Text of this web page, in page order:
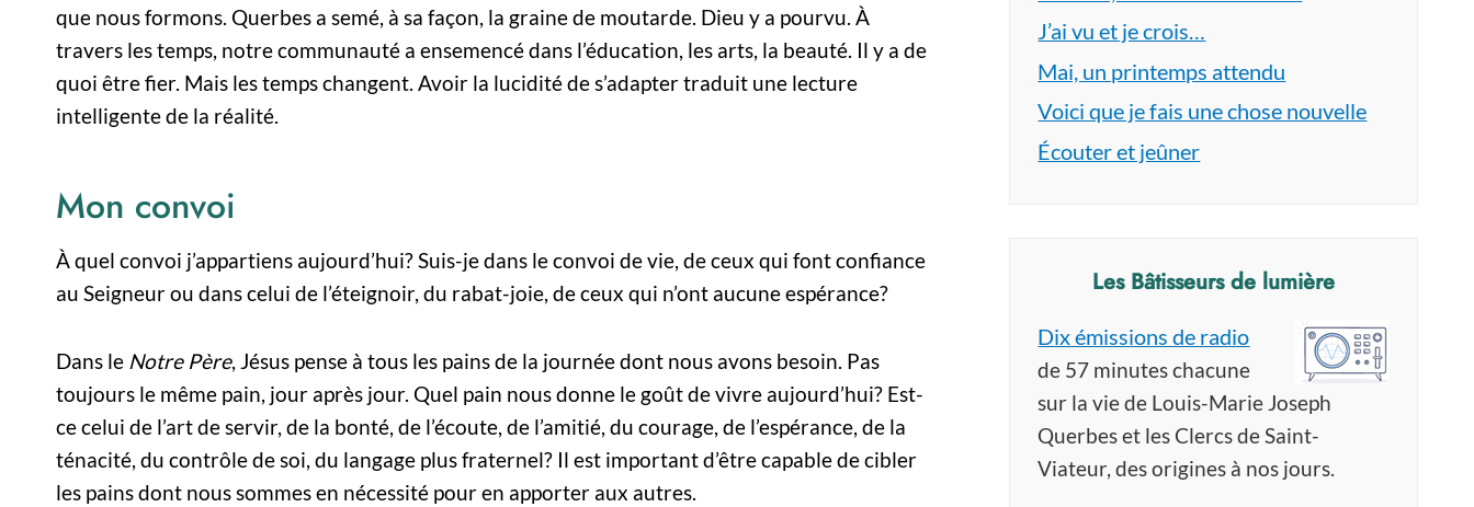
que nous formons. Querbes a semé, à sa façon, la graine de moutarde. Dieu y a pourvu. À
travers les temps, notre communauté a ensemencé dans l’éducation, les arts, la beauté. Il y a de
quoi être fier. Mais les temps changent. Avoir la lucidité de s’adapter traduit une lecture
intelligente de la réalité.
Mon convoi
À quel convoi j’appartiens aujourd’hui? Suis-je dans le convoi de vie, de ceux qui font confiance
au Seigneur ou dans celui de l’éteignoir, du rabat-joie, de ceux qui n’ont aucune espérance?
Dans le Notre Père, Jésus pense à tous les pains de la journée dont nous avons besoin. Pas
toujours le même pain, jour après jour. Quel pain nous donne le goût de vivre aujourd’hui? Est-
ce celui de l’art de servir, de la bonté, de l’écoute, de l’amitié, du courage, de l’espérance, de la
ténacité, du contrôle de soi, du langage plus fraternel? Il est important d’être capable de cibler
les pains dont nous sommes en nécessité pour en apporter aux autres.
J’ai vu et je crois…
Mai, un printemps attendu
Voici que je fais une chose nouvelle
Écouter et jeûner
Les Bâtisseurs de lumière
Dix émissions de radio
de 57 minutes chacune
sur la vie de Louis-Marie Joseph
Querbes et les Clercs de Saint-
Viateur, des origines à nos jours.